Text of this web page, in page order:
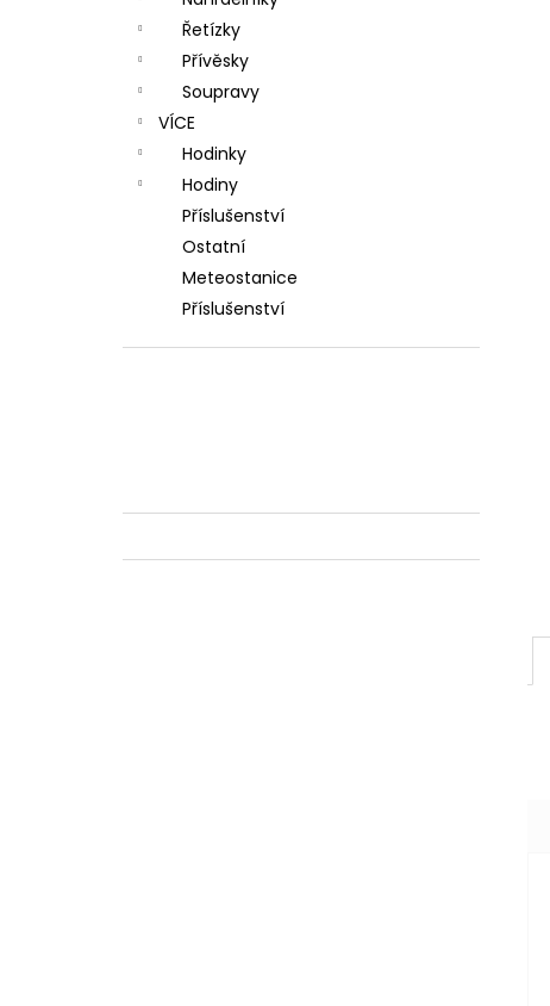
Řetízky
Přívěsky
Soupravy
VÍCE
Hodinky
Hodiny
Příslušenství
Ostatní
Meteostanice
Příslušenství